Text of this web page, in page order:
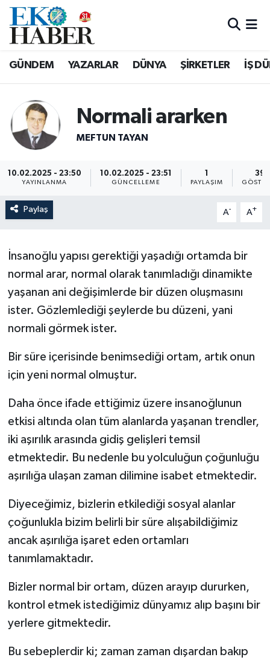
GÜNDEM YAZARLAR DÜNYA ŞİRKETLER İŞ
Normali ararken
MEFTUN TAYAN
10.02.2025 - 23:50
YAYINLANMA
10.02.2025 - 23:51
GÜNCELLEME PAYLAŞIM
39
Paylaş A- A+
İnsanoğlu yapısı gerektiği yaşadığı ortamda bir
normal arar, normal olarak tanımladığı dinamikte
yaşanan ani değişimlerde bir düzen oluşmasını
ister. Gözlemlediği şeylerde bu düzeni, yani
normali görmek ister.
Bir süre içerisinde benimsediği ortam, artık onun
için yeni normal olmuştur.
Daha önce ifade ettiğimiz üzere insanoğlunun
etkisi altında olan tüm alanlarda yaşanan trendler,
iki aşırılık arasında gidiş gelişleri temsil
etmektedir. Bu nedenle bu yolculuğun çoğunluğu
aşırılığa ulaşan zaman dilimine isabet etmektedir.
Diyeceğimiz, bizlerin etkilediği sosyal alanlar
çoğunlukla bizim belirli bir süre alışabildiğimiz
ancak aşırılığa işaret eden ortamları
tanımlamaktadır.
Bizler normal bir ortam, düzen arayıp dururken,
kontrol etmek istediğimiz dünyamız alıp başını bir
yerlere gitmektedir.
Bu sebeplerdir ki; zaman zaman dışardan bakıp
Hava Durumu
Süper Lig Puan Durumu ve Fikstür
Tüm Manşetler
Son Dakika Haberleri
Haber Arşivi